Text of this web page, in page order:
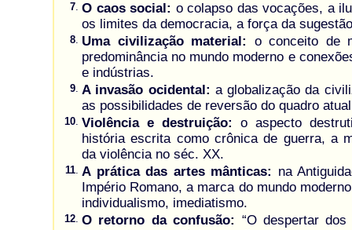
7. O caos social: o colapso das vocações, a
os limites da democracia, a força da
8. Uma civilização material:
o conceito de
predominância no mundo moderno e
e indústrias.
9. A invasão ocidental: a globalização da
as possibilidades de reversão do quadro
10. Violência e destruição:
o aspecto
história escrita como crônica de guerra, a
da violência no séc. XX.
11. A prática das artes mânticas: na
Império Romano, a marca do mundo
individualismo, imediatismo.
12. O retorno da confusão: “O despertar dos